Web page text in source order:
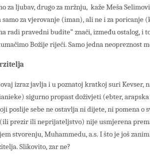
za ljubav, drugo za mržnju, kaže Meša
samo za vjerovanje (iman), ali ne i za
radi pravedni budite” znači, između ostalog, i
Božije riječi. Samo jedna neopreznost
izraz javlja i u poznatoj kratkoj suri Kevser,
sigurno propast doživjeti (ebter,
poslije sebe ne ostavlja ni dijete, ni pomena o
prezir ili neprijateljstvo) nije usmjerena
stvorenju, Muhammedu, a.s. I što je još
Slikovito, zar ne?